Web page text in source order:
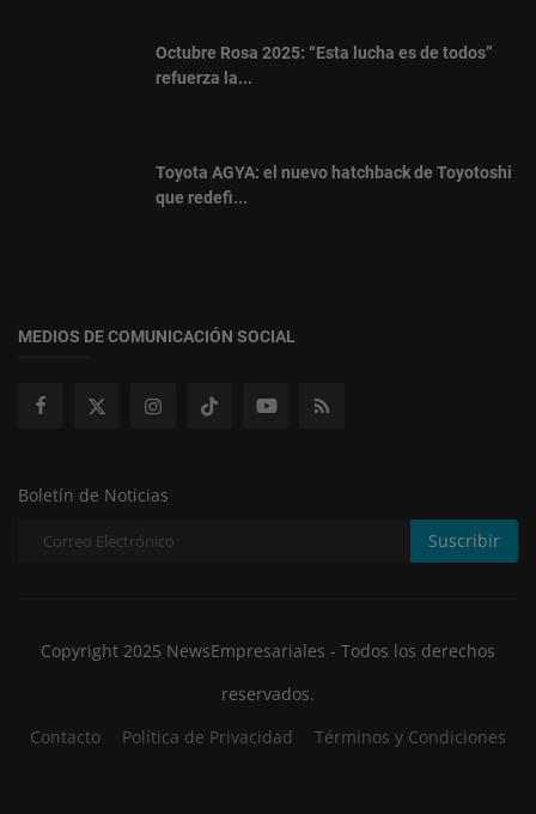
Octubre Rosa 2025: “Esta lucha es de todos”
refuerza la...
Toyota AGYA: el nuevo hatchback de Toyotoshi
que redefi...
MEDIOS DE COMUNICACIÓN SOCIAL
Boletín de Noticias
Suscribir
Copyright 2025 NewsEmpresariales - Todos los derechos
reservados.
Contacto
Política de Privacidad Términos y Condiciones